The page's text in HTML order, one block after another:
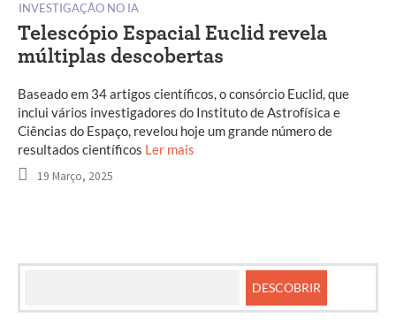
INVESTIGAÇÃO NO IA
Telescópio Espacial Euclid revela
múltiplas descobertas
Baseado em 34 artigos científicos, o consórcio Euclid, que
inclui vários investigadores do Instituto de Astrofísica e
Ciências do Espaço, revelou hoje um grande número de
resultados científicos Ler mais
19 Março, 2025